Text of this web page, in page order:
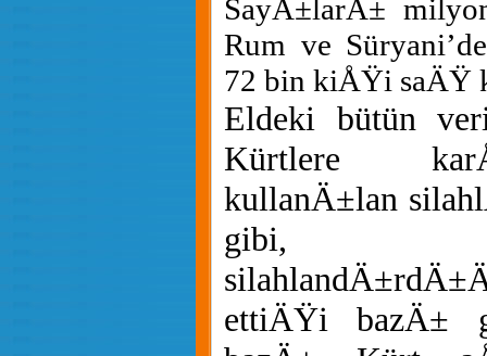
SayÄ±larÄ±
Rum ve
72 bin kiÅŸi saÄŸ
Eldeki bütün
Kürtlere
kullanÄ±lan
gibi,
ettiÄŸi bazÄ±